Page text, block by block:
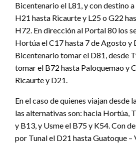
Bicentenario el L81, y con destino a
H21 hasta Ricaurte y L25 o G22
H72. En dirección al Portal 80 los
Hortúa el C17 hasta 7 de Agosto y
Bicentenario tomar el D81, desde
tomar el B72 hasta Paloquemao y
Ricaurte y D21.
En el caso de quienes viajan desde
las alternativas son: hacia Hortúa,
y B13, y Usme el B75 y K54. Con
por Tunal el D21 hasta Guatoque –